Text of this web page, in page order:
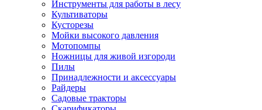
Инструменты для работы в лесу
Культиваторы
Кусторезы
Мойки высокого давления
Мотопомпы
Ножницы для живой изгороди
Пилы
Принадлежности и аксессуары
Райдеры
Садовые тракторы